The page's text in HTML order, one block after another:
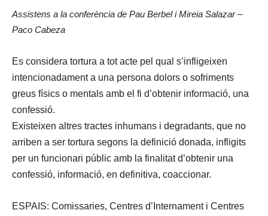
Assistens a la conferència de Pau Berbel i Mireia Salazar –
Paco Cabeza
Es considera tortura a tot acte pel qual s’infligeixen
intencionadament a una persona dolors o sofriments
greus físics o mentals amb el fi d’obtenir informació, una
confessió.
Existeixen altres tractes inhumans i degradants, que no
arriben a ser tortura segons la definició donada, infligits
per un funcionari públic amb la finalitat d’obtenir una
confessió, informació, en definitiva, coaccionar.
ESPAIS: Comissaries, Centres d’Internament i Centres